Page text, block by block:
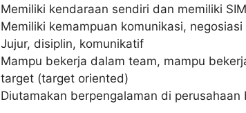
Memiliki kendaraan sendiri dan memiliki
Memiliki kemampuan komunikasi,
Jujur, disiplin, komunikatif
Mampu bekerja dalam team, mampu
target (target oriented)
Diutamakan berpengalaman di